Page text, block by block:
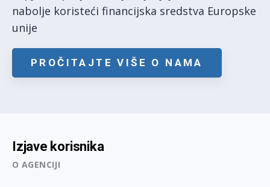
nabolje koristeći financijska sredstva Europske
unije
PROČITAJTE VIŠE O NAMA
Izjave korisnika
O AGENCIJI